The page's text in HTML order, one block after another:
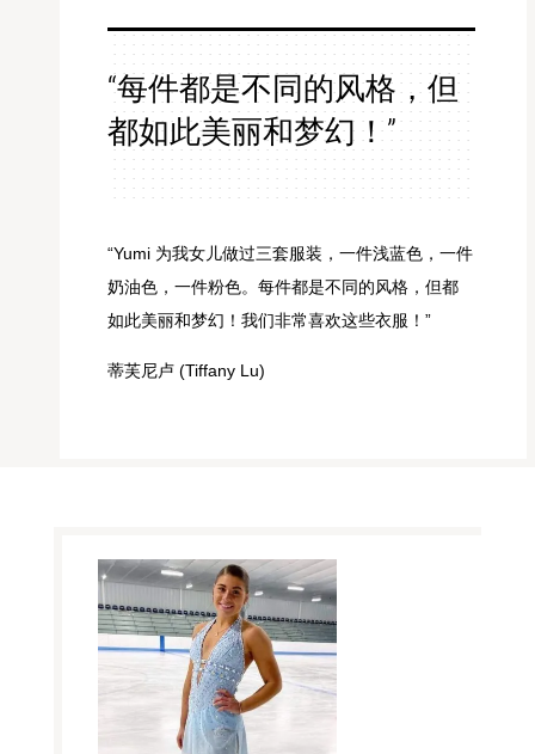
“每件都是不同的风格，但
都如此美丽和梦幻！”
“Yumi 为我女儿做过三套服装，一件浅蓝色，一件
奶油色，一件粉色。每件都是不同的风格，但都
如此美丽和梦幻！我们非常喜欢这些衣服！”
蒂芙尼卢 (Tiffany Lu)